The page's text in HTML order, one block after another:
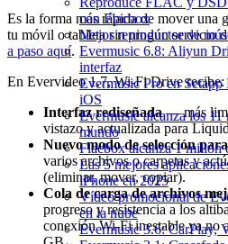
con Flacbox
Mejor reproductor de
Evermusic 6.8: Aliyun
interfaz
Evermusic Pro en
iOS
Evermusic alcanza los 11
mundo
Flacbox alcanza 1 millón
Las 5 mejores
iPhone en 2025
Vídeo promocional de
en la nube
Evermusic 3.6: CarPlay,
Es la forma más rápida de mover una
tu móvil o tableta sin ningún servicio
a paso aquí.
En Evervideo 1.7, Wi-Fi Drive recibe:
Interfaz rediseñada— más
vistazo y actualizada para
Nuevo modo de selección
varios archivos o carpetas y
(eliminar, mover, copiar).
Cola de carga de archivos
progreso y resistencia a los
conexión Wi-Fi inestable ya no